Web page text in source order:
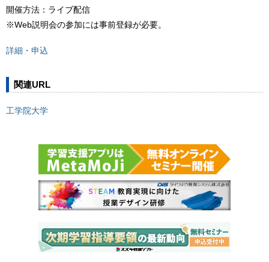
開催方法：ライブ配信
※Web説明会の参加には事前登録が必要。
詳細・申込
関連URL
工学院大学